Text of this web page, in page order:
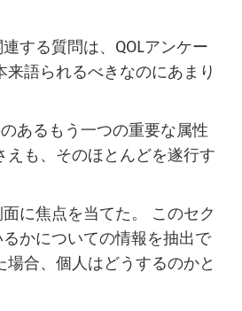
する質問は、QOLアンケー
語られるべきなのにあまり
あるもう一つの重要な属性
も、そのほとんどを遂行す
に焦点を当てた。 このセク
かについての情報を抽出で
合、個人はどうするのかと